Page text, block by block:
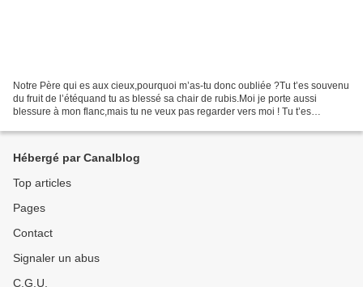
Notre Père qui es aux cieux,pourquoi m’as-tu donc oubliée ?Tu t’es souvenu
du fruit de l’étéquand tu as blessé sa chair de rubis.Moi je porte aussi
blessure à mon flanc,mais tu ne veux pas regarder vers moi ! Tu t’es
Hébergé par Canalblog
Top articles
Pages
Contact
Signaler un abus
C.G.U.